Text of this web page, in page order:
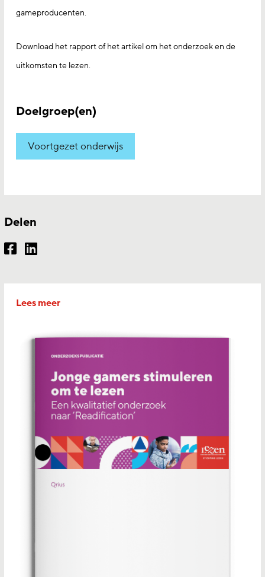
Lees meer
gameproducenten.
Download het rapport of het artikel om het onderzoek en de
uitkomsten te lezen.
Doelgroep(en)
Voortgezet onderwijs
Delen